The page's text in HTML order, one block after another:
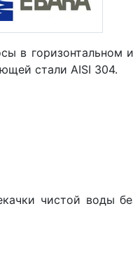
в горизонтальном
стали AISI 304.
чистой воды